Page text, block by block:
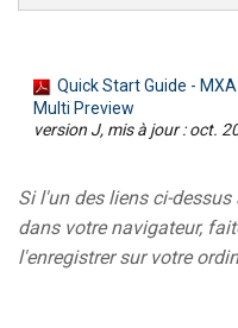
Quick Start Guide -
Multi Preview
version J, mis à jour : oct.
Si l'un des liens ci-
dans votre navigateur,
l'enregistrer sur votre